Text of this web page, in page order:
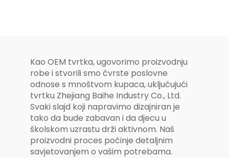
Kao OEM tvrtka, ugovorimo proizvodnju
robe i stvorili smo čvrste poslovne
odnose s mnoštvom kupaca, uključujući
tvrtku Zhejiang Baihe Industry Co., Ltd.
Svaki slajd koji napravimo dizajniran je
tako da bude zabavan i da djecu u
školskom uzrastu drži aktivnom. Naš
proizvodni proces počinje detaljnim
savjetovanjem o vašim potrebama.